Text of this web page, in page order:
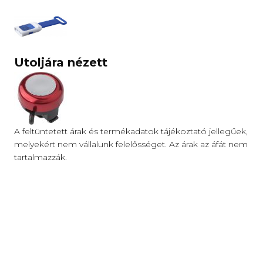
Utoljára nézett
A feltüntetett árak és termékadatok tájékoztató jellegűek,
melyekért nem vállalunk felelősséget. Az árak az áfát nem
tartalmazzák.